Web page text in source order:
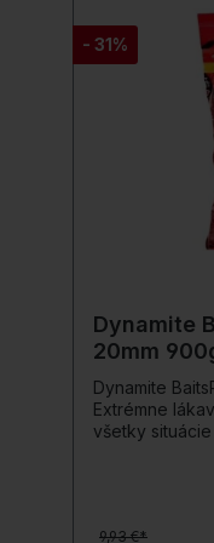
- 31%
Dynamite
20mm
Dynamite
Extrémne
všetky
9,93 €*